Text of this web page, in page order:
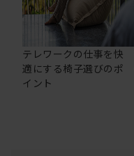
テレワークの仕事を快
適にする椅子選びのポ
イント